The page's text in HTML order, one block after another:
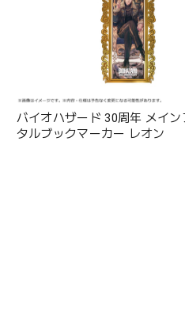
バイオハザード 30周年 メイン
タルブックマーカー レオン